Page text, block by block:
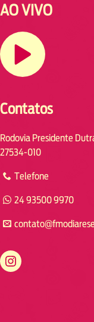
AO VIVO
Contatos
Rodovia Presidente
27534-010
Telefone
24 93500 9970
https://www.instagram.com/fmodiaresende